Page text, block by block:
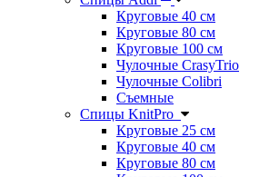
Круговые 40 см
Круговые 80 см
Круговые 100 см
Чулочные CrasyTrio
Чулочные Colibri
Съемные
Спицы KnitPro
Круговые 25 см
Круговые 40 см
Круговые 80 см